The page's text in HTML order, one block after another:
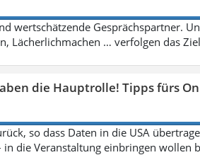
wertschätzende Gesprächspartner.
Lächerlichmachen … verfolgen das
die Hauptrolle! Tipps fürs
so dass Daten in die USA
in die Veranstaltung einbringen wollen